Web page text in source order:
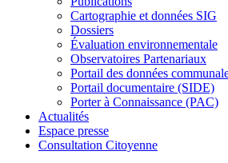
Cartographie et données SIG
Dossiers
Évaluation environnementale
Observatoires Partenariaux
Portail des données
Portail documentaire (SIDE)
Porter à Connaissance (PAC)
Actualités
Espace presse
Consultation Citoyenne